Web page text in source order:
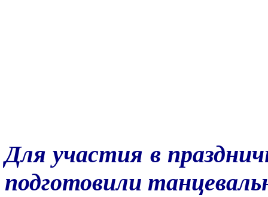
Для участия в
подготовили